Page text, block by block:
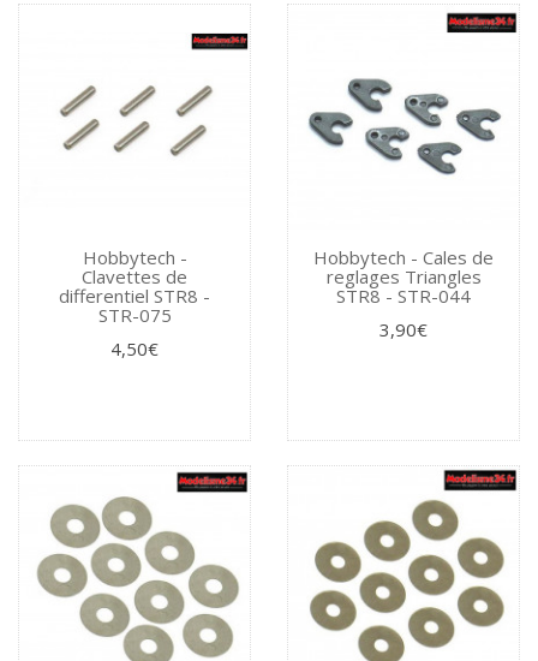
Hobbytech -
Clavettes de
differentiel STR8 -
STR-075
4,50€
Hobbytech - Cales de
reglages Triangles
STR8 - STR-044
3,90€